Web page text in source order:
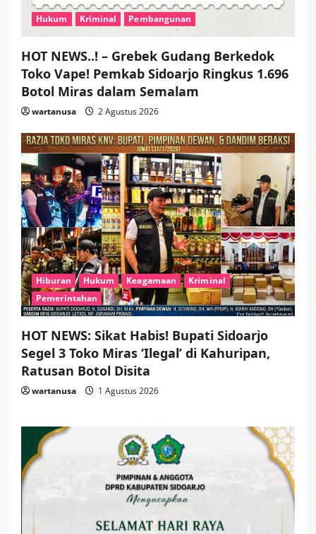
Hukum Kriminal Pembangunan
HOT NEWS..! – Grebek Gudang Berkedok
Toko Vape! Pemkab Sidoarjo Ringkus 1.696
Botol Miras dalam Semalam
wartanusa 2 Agustus 2026
Hiburan Hukum Keagamaan
Kriminal
Pemerintahan
HOT NEWS: Sikat Habis! Bupati Sidoarjo
Segel 3 Toko Miras ‘Ilegal’ di Kahuripan,
Ratusan Botol Disita
wartanusa 1 Agustus 2026